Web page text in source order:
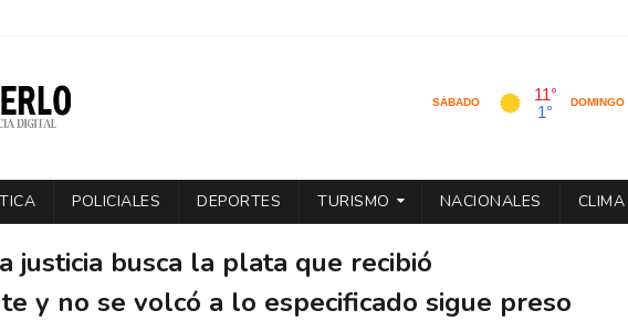
POLICIALES DEPORTES TURISMO NACIONALES CLIMA
justicia busca la plata que recibió
y no se volcó a lo especificado sigue preso